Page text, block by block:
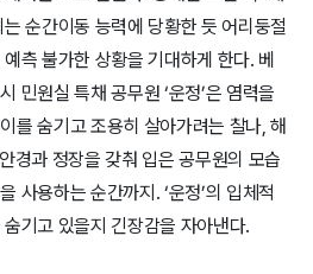
순간이동 능력에 당황한 듯 어리둥절
측 불가한 상황을 기대하게 한다. 베
민원실 특채 공무원 ‘운정’은 염력을
를 숨기고 조용히 살아가려는 찰나, 해
경과 정장을 갖춰 입은 공무원의 모습
사용하는 순간까지. ‘운정’의 입체적
기고 있을지 긴장감을 자아낸다.